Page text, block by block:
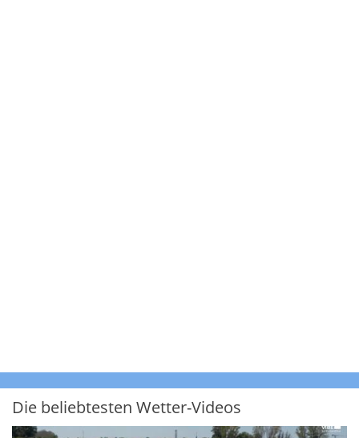
Die beliebtesten Wetter-Videos